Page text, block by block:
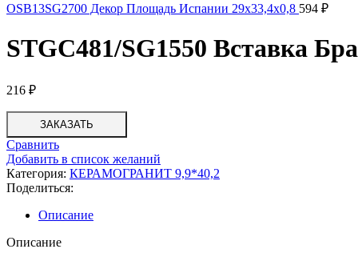
OSB13SG2700 Декор Площадь Испании 29x33,4x0,8 594 ₽
STGC481/SG1550 Вставка
216 ₽
ЗАКАЗАТЬ
Сравнить
Добавить в список желаний
Категория: КЕРАМОГРАНИТ 9,9*40,2
Поделиться:
Описание
Описание